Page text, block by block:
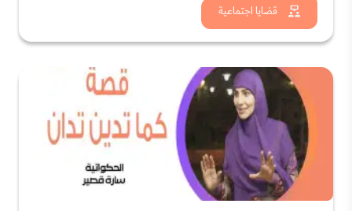
قضايا اجتماعية
شاهد الان